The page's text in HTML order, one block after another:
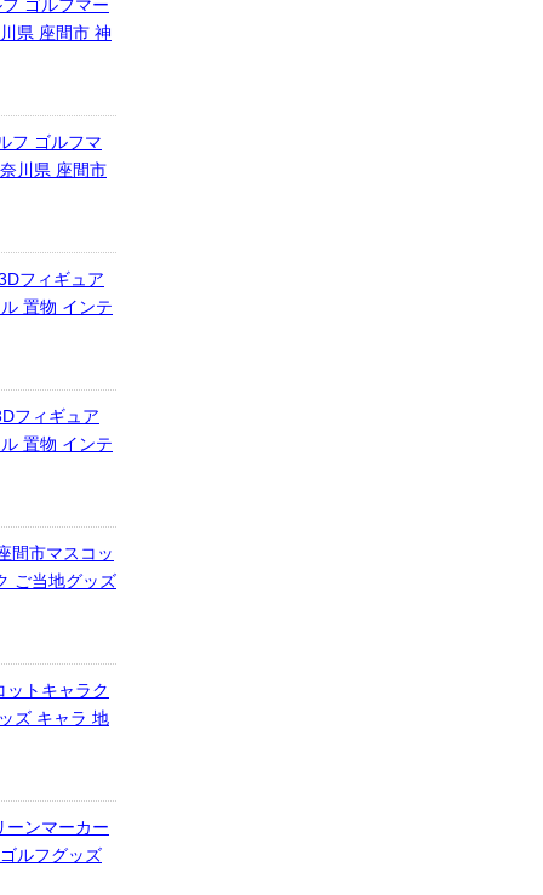
ゴルフマー
県 座間市 神
フ ゴルフマ
川県 座間市
フィギュア
置物 インテ
フィギュア
置物 インテ
間市マスコッ
ご当地グッズ
ットキャラク
ズ キャラ 地
ーンマーカー
ルフグッズ